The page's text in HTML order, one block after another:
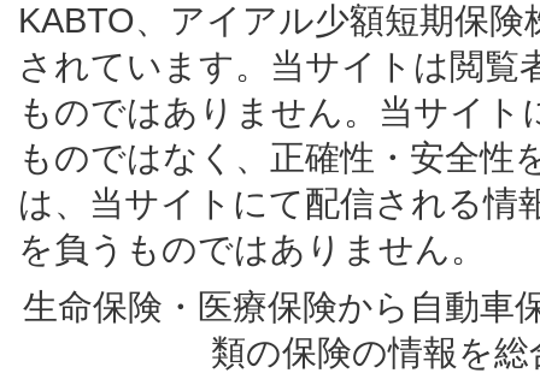
KABTO、アイアル少額短期保
されています。当サイトは閲覧
ものではありません。当サイ
ものではなく、正確性・安全性
は、当サイトにて配信される情
を負うものではありません。
生命保険・医療保険から自動車
類の保険の情報を